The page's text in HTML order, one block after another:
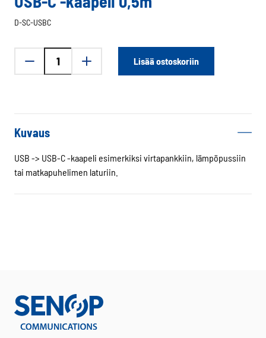
D-SC-USBC
0,5m
Lisää ostoskoriin
Kuvaus
USB -> USB-C -kaapeli esimerkiksi virtapankkiin, lämpöpussiin
tai matkapuhelimen laturiin.